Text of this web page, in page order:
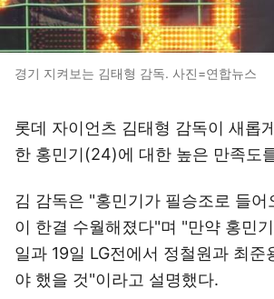
경기 지켜보는 김태형 감독. 사진=연합뉴스
롯데 자이언츠 김태형 감독이 새롭
한 홍민기(24)에 대한 높은 만족도
김 감독은 "홍민기가 필승조로 들어
이 한결 수월해졌다"며 "만약 홍민
일과 19일 LG전에서 정철원과 최준
야 했을 것"이라고 설명했다.